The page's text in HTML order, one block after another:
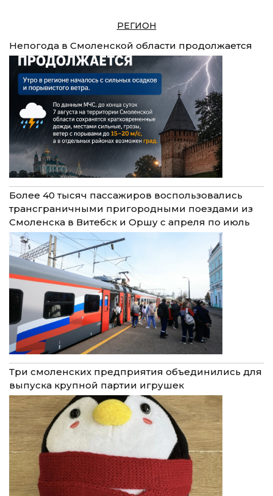
РЕГИОН
Непогода в Смоленской области продолжается
Более 40 тысяч пассажиров воспользовались
трансграничными пригородными поездами из
Смоленска в Витебск и Оршу с апреля по июль
Три смоленских предприятия объединились для
выпуска крупной партии игрушек